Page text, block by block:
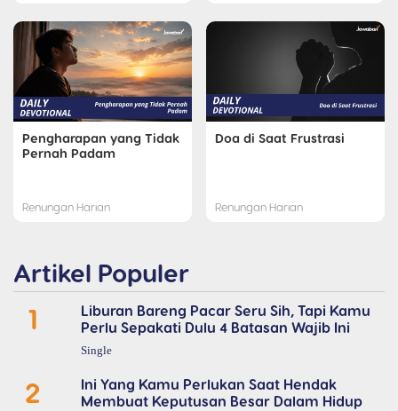
Pengharapan yang Tidak
Pernah Padam
Renungan Harian
Doa di Saat Frustrasi
Renungan Harian
Artikel Populer
1
Liburan Bareng Pacar Seru Sih, Tapi Kamu
Perlu Sepakati Dulu 4 Batasan Wajib Ini
Single
2
Ini Yang Kamu Perlukan Saat Hendak
Membuat Keputusan Besar Dalam Hidup